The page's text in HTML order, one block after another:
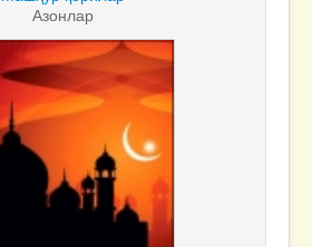
Азонлар